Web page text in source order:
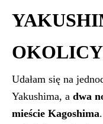
OKOLICY
Udałam się na
Yakushima, a dwa
mieście Kagoshima